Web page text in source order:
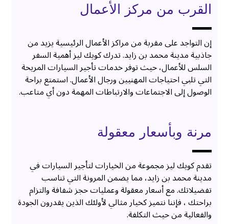
القرب من مركز الأعمال
إن التواجد على مقربة من مراكز الأعمال الرئيسية يزيد من
جاذبية مدينة محمد بن زايد. تدرك كويك ليز أهمية السفر
السلس للأعمال، حيث توفر خدمات تأجير السيارات المريحة
التي تلبي احتياجات المهنيين ورجال الأعمال. استمتع براحة
الوصول إلى الاجتماعات والارتباطات المهمة دون أي متاعب.
مرنة وبأسعار معقولة
تقدم كويك ليز مجموعة من الخيارات لتأجير السيارات في
مدينة محمد بن زايد، مما يضمن المرونة التي تناسب
تفضيلاتك. مع أسعار معقولة وعمليات حجز شفافة والتزام
براحتك ، فإننا نتميز كخيار مثالي لأولئك الذين يقدرون الجودة
والفعالية من حيث التكلفة.